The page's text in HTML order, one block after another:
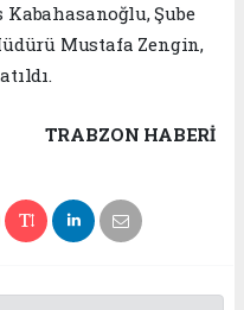
Şube
Mustafa Zengin,
TRABZON HABERİ